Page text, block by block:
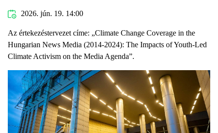
2026. jún. 19. 14:00
Az értekezéstervezet címe: „Climate Change Coverage in the
Hungarian News Media (2014-2024): The Impacts of Youth-Led
Climate Activism on the Media Agenda”.